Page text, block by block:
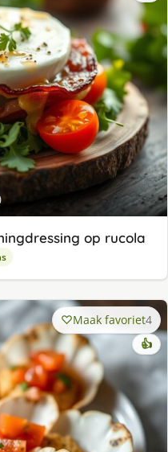
op rucola
Maak favoriet4
👍